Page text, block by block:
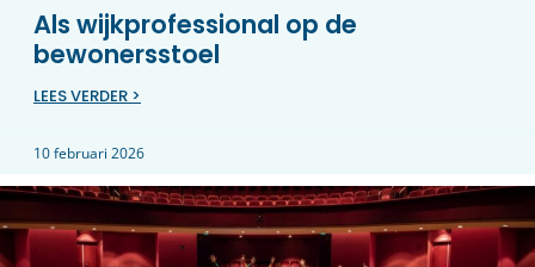
Als wijkprofessional op de
bewonersstoel
LEES VERDER >
10 februari 2026